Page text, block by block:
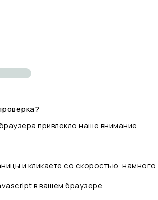
привлекло наше внимание.
и кликаете со скоростью,
в вашем браузере